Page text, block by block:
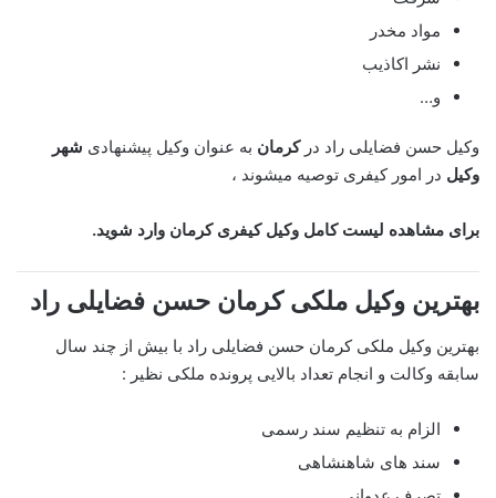
مواد مخدر
نشر اکاذیب
و…
وکیل حسن فضایلی راد در کرمان به عنوان وکیل پیشنهادی شهر
وکیل در امور کیفری توصیه میشوند ،
برای مشاهده لیست کامل وکیل کیفری کرمان وارد شوید.
بهترین وکیل ملکیکرمان حسن فضایلی راد
بهترین وکیل ملکی کرمان حسن فضایلی راد با بیش از چند سال
سابقه وکالت و انجام تعداد بالایی پرونده ملکی نظیر :
الزام به تنظیم سند رسمی
سند های شاهنشاهی